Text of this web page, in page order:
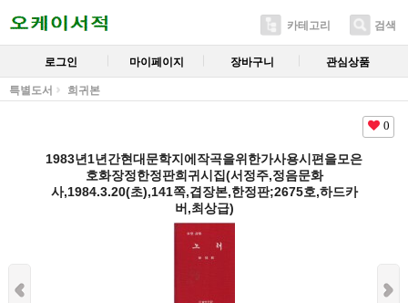
카테고리 검색
로그인 마이페이지 장바구니 관심상품
특별도서 희귀본
0
1983년1년간현대문학지에작곡을위한가사용시편을모은
호화장정한정판희귀시집(서정주,정음문화
사,1984.3.20(초),141쪽,겹장본,한정판;2675호,하드카
버,최상급)